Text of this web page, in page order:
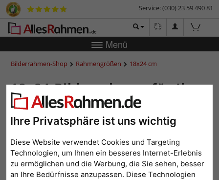
Ihre Privatsphäre ist uns wichtig
Diese Website verwendet Cookies und Targeting
Technologien, um Ihnen ein besseres Internet-Erlebnis
zu ermöglichen und die Werbung, die Sie sehen, besser
an Ihre Bedürfnisse anzupassen. Diese Technologien
Service: (030) 23 59 490 81
Menü
Bilderrahmen-Shop Rahmengrößen 18x24 cm
18x24-Bilderrahmen für Ihre
Fotos
< 1 2 3 4 5 6 ... 27 >
Beliebtheit Preis aufsteigend Preis absteigend